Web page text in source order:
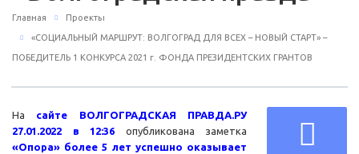
Главная Проекты
«СОЦИАЛЬНЫЙ МАРШРУТ: ВОЛГОГРАД ДЛЯ ВСЕХ – НОВЫЙ СТАРТ» –
ПОБЕДИТЕЛЬ 1 КОНКУРСА 2021 г. ФОНДА ПРЕЗИДЕНТСКИХ ГРАНТОВ
На сайте ВОЛГОГРАДСКАЯ ПРАВДА.РУ
27.01.2022 в 12:36 опубликована заметка
«Опора» более 5 лет успешно оказывает